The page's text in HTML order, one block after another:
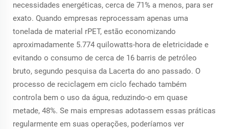
necessidades energéticas, cerca de 71% a menos, para ser
exato. Quando empresas reprocessam apenas uma
tonelada de material rPET, estão economizando
aproximadamente 5.774 quilowatts-hora de eletricidade e
evitando o consumo de cerca de 16 barris de petróleo
bruto, segundo pesquisa da Lacerta do ano passado. O
processo de reciclagem em ciclo fechado também
controla bem o uso da água, reduzindo-o em quase
metade, 48%. Se mais empresas adotassem essas práticas
regularmente em suas operações, poderíamos ver